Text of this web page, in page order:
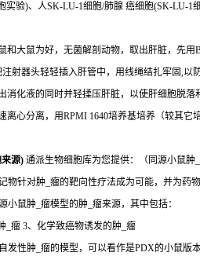
实验)、人SK-LU-1细胞/肺腺 癌细胞(SK-LU-1
大鼠为好，无菌解剖动物，取出肝脏，先用
射器头轻轻插入肝管中，用线绳结扎牢固,
消化液的同时并轻揉压肝脏，以使肝细胞脱落
心分离，用RPMI 1640培养基培养（较其它
源) 通派生物细胞库为您提供：（同源小鼠肿_
物针对肿_瘤的靶向性疗法成为可能，并为药
鼠肿_瘤模型的肿_瘤来源，其中包括：
_瘤 3、化学致癌物诱发的肿_瘤
发性肿_瘤的模型，可以看作是PDX的小鼠